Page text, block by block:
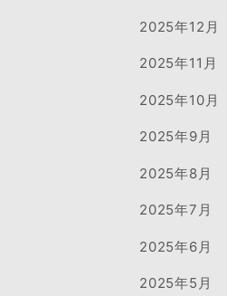
2025年12月
2025年11月
2025年10月
2025年9月
2025年8月
2025年7月
2025年6月
2025年5月